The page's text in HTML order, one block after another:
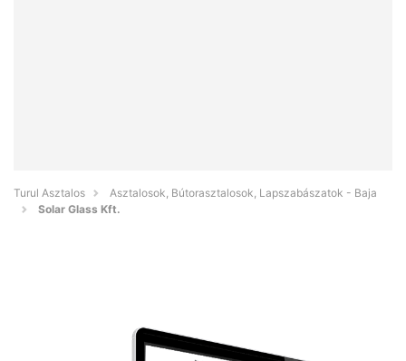
Turul Asztalos
Asztalosok, Bútorasztalosok, Lapszabászatok - Baja
Solar Glass Kft.